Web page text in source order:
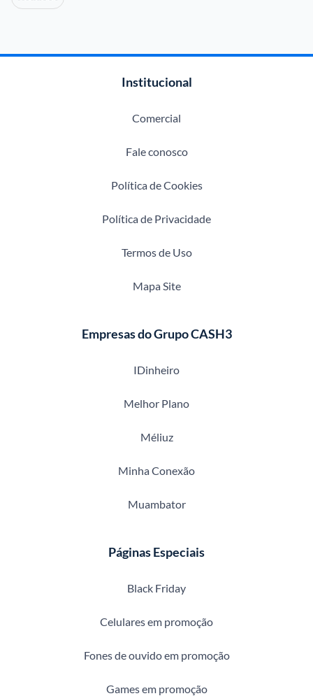
Institucional
Comercial
Fale conosco
Política de Cookies
Política de Privacidade
Termos de Uso
Mapa Site
Empresas do Grupo CASH3
IDinheiro
Melhor Plano
Méliuz
Minha Conexão
Muambator
Páginas Especiais
Black Friday
Celulares em promoção
Fones de ouvido em promoção
Games em promoção